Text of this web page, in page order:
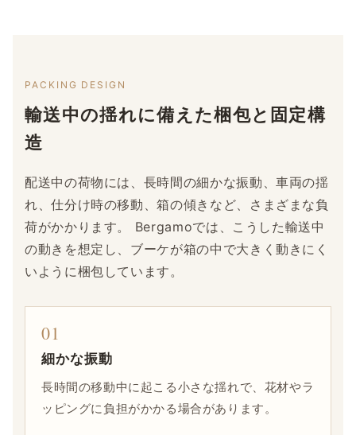
PACKING DESIGN
輸送中の揺れに備えた梱包と固定構
造
配送中の荷物には、長時間の細かな振動、車両の揺
れ、仕分け時の移動、箱の傾きなど、さまざまな負
荷がかかります。 Bergamoでは、こうした輸送中
の動きを想定し、ブーケが箱の中で大きく動きにく
いように梱包しています。
01
細かな振動
長時間の移動中に起こる小さな揺れで、花材やラ
ッピングに負担がかかる場合があります。